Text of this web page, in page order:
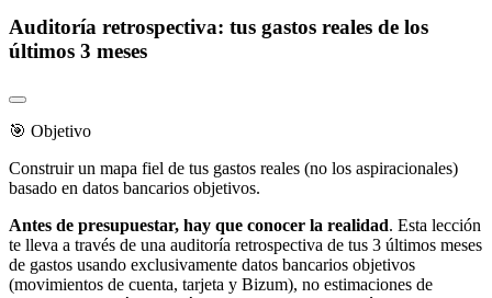
Auditoría retrospectiva: tus gastos reales de los
últimos 3 meses
🎯 Objetivo
Construir un mapa fiel de tus gastos reales (no los aspiracionales)
basado en datos bancarios objetivos.
Antes de presupuestar, hay que conocer la realidad. Esta lección
te lleva a través de una auditoría retrospectiva de tus 3 últimos meses
de gastos usando exclusivamente datos bancarios objetivos
(movimientos de cuenta, tarjeta y Bizum), no estimaciones de